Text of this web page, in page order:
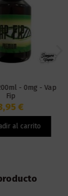
- 0mg - Vap
Fip
€
al carrito